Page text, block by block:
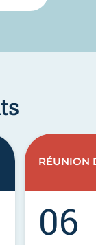
06
RÉUNION